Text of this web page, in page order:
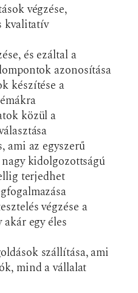
végzése,
kvalitatív
és ezáltal a
azonosítása
készítése a
közül a
ami az egyszerű
kidolgozottságú
terjedhet
végzése a
egy éles
szállítása, ami
mind a vállalat